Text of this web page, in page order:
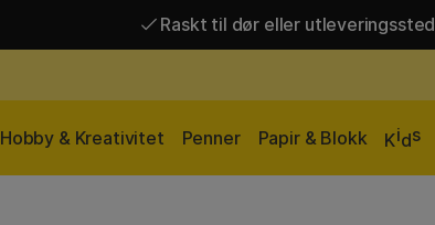
Raskt til dør eller utleveringssted
Hobby & Kreativitet Penner Papir & Blokk Kids